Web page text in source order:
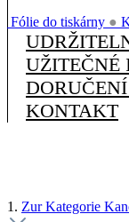
Fólie do tiskárny ●
UŽITEČNÉ
KONTAKT
1. Zur Kategorie